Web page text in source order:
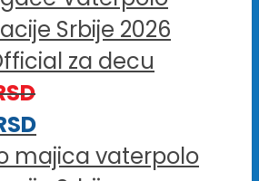
za decu